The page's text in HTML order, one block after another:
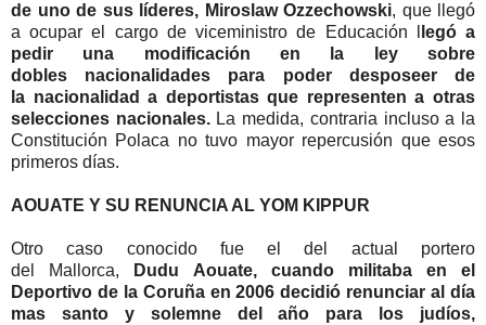
de uno de sus líderes, Miroslaw Ozzechowski, que llegó
a ocupar el cargo deviceministro de Educación l
legó a
pedir una modificación en la ley sobre
dobles nacionalidades para poder desposeer de
la nacionalidad a deportistas que representen a otras
selecciones nacionales.La medida, contraria incluso a la
Constitución Polaca no tuvo mayor repercusión que esos
primeros días.
AOUATE Y SU RENUNCIA AL YOM KIPPUR
Otro caso conocido fue el del actual portero
del
Mallorca, Dudu Aouate, cuando militaba en el
Deportivo de la Coruña en 2006 decidió renunciar al día
mas santo y solemne del año para los judíos,